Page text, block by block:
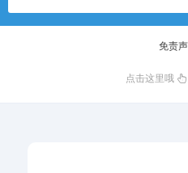
免责
点击这里哦